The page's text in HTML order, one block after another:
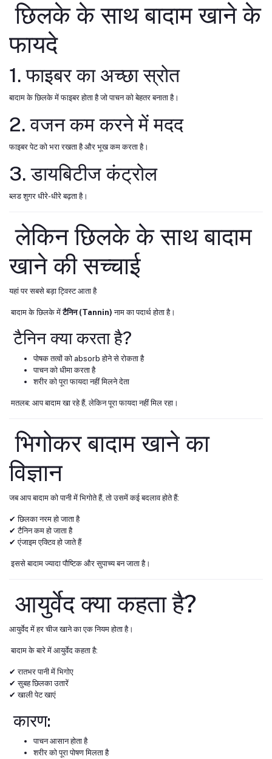
छिलके के साथ बादाम खाने के
फायदे
1. फाइबर का अच्छा स्रोत
बादाम के छिलके में फाइबर होता है जो पाचन को बेहतर बनाता है।
2. वजन कम करने में मदद
फाइबर पेट को भरा रखता है और भूख कम करता है।
3. डायबिटीज कंट्रोल
ब्लड शुगर धीरे-धीरे बढ़ता है।
लेकिन छिलके के साथ बादाम
खाने की सच्चाई
यहां पर सबसे बड़ा ट्विस्ट आता है
बादाम के छिलके मेंटैनिन (Tannin) नाम का पदार्थ होता है।
टैनिन क्या करता है?
पोषक तत्वों को absorb होने से रोकता है
पाचन को धीमा करता है
शरीर को पूरा फायदा नहीं मिलने देता
मतलब: आप बादाम खा रहे हैं, लेकिन पूरा फायदा नहीं मिल रहा।
भिगोकर बादाम खाने का
विज्ञान
जब आप बादाम को पानी में भिगोते हैं, तो उसमें कई बदलाव होते हैं:
✔ छिलका नरम हो जाता है
✔ टैनिन कम हो जाता है
✔ एंजाइम एक्टिव हो जाते हैं
इससे बादाम ज्यादा पौष्टिक और सुपाच्य बन जाता है।
आयुर्वेद क्या कहता है?
आयुर्वेद में हर चीज खाने का एक नियम होता है।
बादाम के बारे में आयुर्वेद कहता है:
✔ रातभर पानी में भिगोए
✔ सुबह छिलका उतारें
✔ खाली पेट खाएं
कारण:
पाचन आसान होता है
शरीर को पूरा पोषण मिलता है